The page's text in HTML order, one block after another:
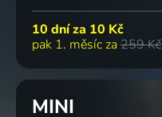
10 dní za 10 Kč
pak 1. měsíc za 259 Kč
MINI